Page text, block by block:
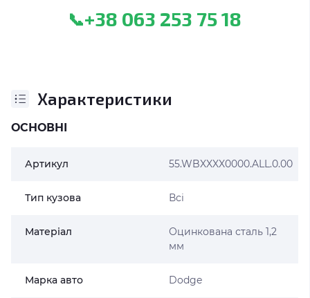
📞+38 063 253 75 18
Характеристики
ОСНОВНІ
Артикул 55.WBXXXX0000.ALL.0.00
Тип кузова Всі
Матеріал
Оцинкована сталь 1,2
мм
Марка авто Dodge